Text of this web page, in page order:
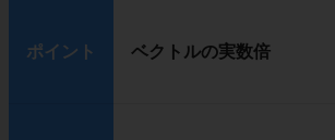
ポイント ベクトルの実数倍